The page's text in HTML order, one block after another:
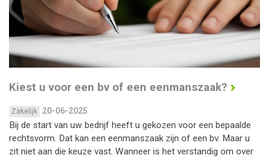
Kiest u voor een bv of een eenmanszaak?
Zakelijk 20-06-2025
Bij de start van uw bedrijf heeft u gekozen voor een bepaalde
rechtsvorm. Dat kan een eenmanszaak zijn of een bv. Maar u
zit niet aan die keuze vast. Wanneer is het verstandig om over